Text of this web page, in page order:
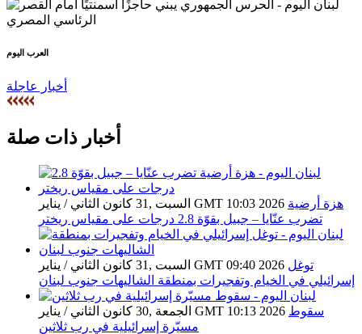
العرب اليوم
أخبار عاجلة
أخبار ذات صلة
السبت ,31 كانون الثاني / يناير GMT 10:03 2026 هزة أرضية
تضرب عنّايا – جبيل بقوّة 2.8 درجات على مقياس ريختر
السبت ,31 كانون الثاني / يناير GMT 09:40 2026 توغل
إسرائيلي في الخيام وتفجيرات بمنطقة الشاليهات جنوب لبنان
الجمعة ,30 كانون الثاني / يناير GMT 10:13 2026 سقوط
مسيّرة إسرائيلية في رب ثلاثين